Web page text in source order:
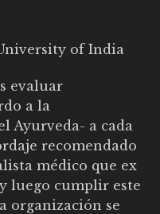
of India
evaluar
a la
Ayurveda- a cada
recomendado
médico que ex
luego cumplir este
organización se